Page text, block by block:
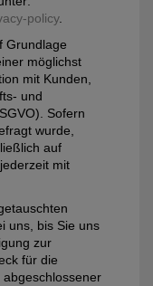
policy.
Grundlage
möglichst
mit Kunden,
und
Sofern
wurde,
auf
mit
uns, bis Sie uns
zur
für die